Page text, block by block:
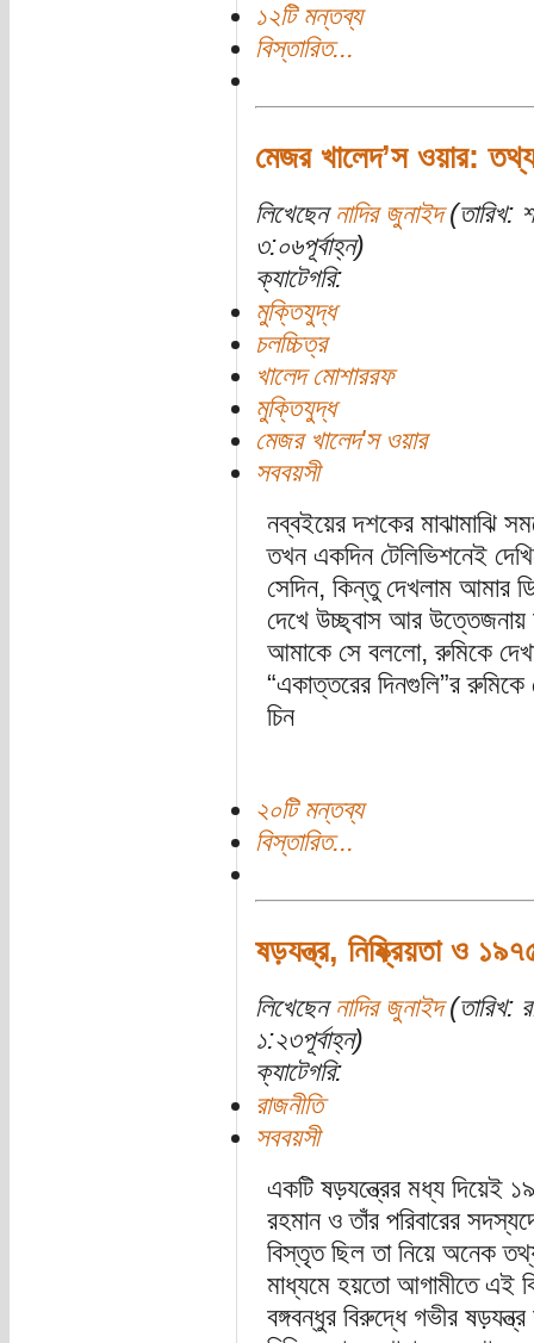
১২টি মন্তব্য
বিস্তারিত...
মেজর খালেদ’স ওয়ার:
লিখেছেন নাদির জুনাইদ(তারিখ:
৩:০৬পূর্বাহ্ন)
ক্যাটেগরি:
মুক্তিযুদ্ধ
চলচ্চিত্র
খালেদ মোশাররফ
মুক্তিযুদ্ধ
মেজর খালেদ'স ওয়ার
সববয়সী
নব্বইয়ের দশকের মাঝামাঝি
তখন একদিন টেলিভিশনেই
সেদিন, কিন্তু দেখলাম আমার
দেখে উচ্ছ্বাস আর উত্তেজনায়
আমাকে সে বললো, রুমিকে
“একাত্তরের দিনগুলি”র
চিন
২০টি মন্তব্য
বিস্তারিত...
ষড়যন্ত্র, নিষ্ক্রিয়তা ও
লিখেছেন নাদির জুনাইদ(তারিখ:
১:২৩পূর্বাহ্ন)
ক্যাটেগরি:
রাজনীতি
সববয়সী
একটি ষড়যন্ত্রের মধ্য দিয়েই
রহমান ও তাঁর পরিবারের
বিস্তৃত ছিল তা নিয়ে অনেক
মাধ্যমে হয়তো আগামীতে এই
বঙ্গবন্ধুর বিরুদ্ধে গভীর